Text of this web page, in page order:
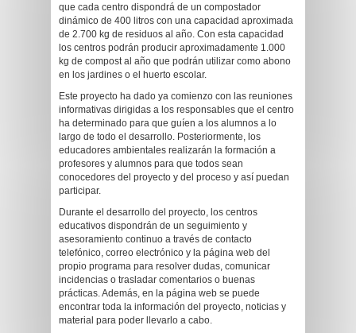
que cada centro dispondrá de un compostador
dinámico de 400 litros con una capacidad aproximada
de 2.700 kg de residuos al año. Con esta capacidad
los centros podrán producir aproximadamente 1.000
kg de compost al año que podrán utilizar como abono
en los jardines o el huerto escolar.
Este proyecto ha dado ya comienzo con las reuniones
informativas dirigidas a los responsables que el centro
ha determinado para que guíen a los alumnos a lo
largo de todo el desarrollo. Posteriormente, los
educadores ambientales realizarán la formación a
profesores y alumnos para que todos sean
conocedores del proyecto y del proceso y así puedan
participar.
Durante el desarrollo del proyecto, los centros
educativos dispondrán de un seguimiento y
asesoramiento continuo a través de contacto
telefónico, correo electrónico y la página web del
propio programa para resolver dudas, comunicar
incidencias o trasladar comentarios o buenas
prácticas. Además, en la página web se puede
encontrar toda la información del proyecto, noticias y
material para poder llevarlo a cabo.